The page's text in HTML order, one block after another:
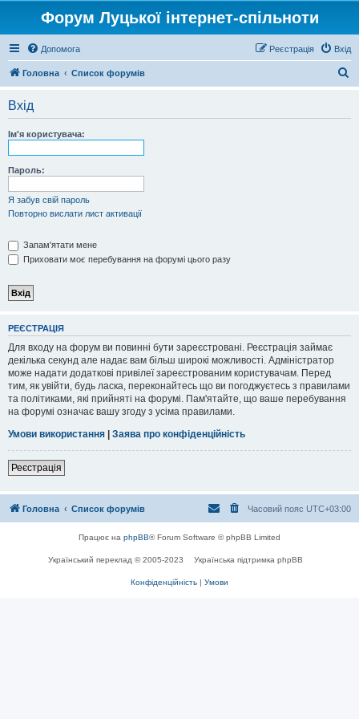
Форум Луцької інтернет-спільноти
Допомога Вхід
Реєстрація
Головна Список форумів
Вхід
Ім'я користувача:
Пароль:
Я забув свій пароль
Повторно вислати лист активації
Запам'ятати мене
Приховати моє перебування на форумі цього разу
РЕЄСТРАЦІЯ
Для входу на форум ви повинні бути зареєстровані. Реєстрація займає
декілька секунд але надає вам більш широкі можливості. Адміністратор
може надати додаткові привілеї зареєстрованим користувачам. Перед
тим, як увійти, будь ласка, переконайтесь що ви погоджуєтесь з правилами
та політиками, які прийняті на форумі. Пам'ятайте, що ваше перебування
на форумі означає вашу згоду з усіма правилами.
Умови використання | Заява про конфіденційність
Реєстрація
Головна Список форумів Часовий пояс UTC+03:00
Працює на phpBB® Forum Software © phpBB Limited
Український переклад © 2005-2023 Українська підтримка phpBB
Конфіденційність | Умови